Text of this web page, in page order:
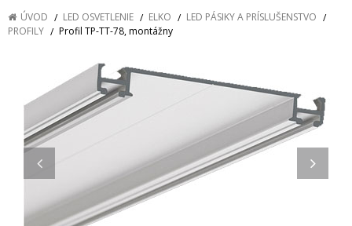
ÚVOD LED OSVETLENIE ELKO
LED PÁSIKY A PRÍSLUŠENSTVO
PROFILY
Profil TP-TT-78, montážny